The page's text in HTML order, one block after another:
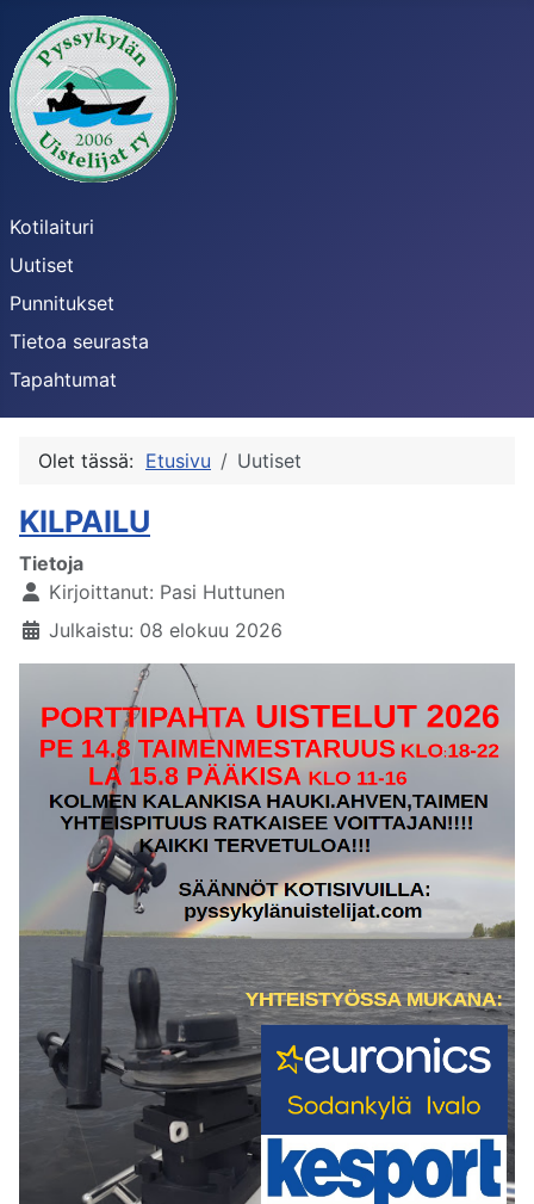
Kotilaituri
Uutiset
Punnitukset
Tietoa seurasta
Tapahtumat
Olet tässä: Etusivu Uutiset
KILPAILU
Tietoja
Kirjoittanut: Pasi Huttunen
Julkaistu: 08 elokuu 2026